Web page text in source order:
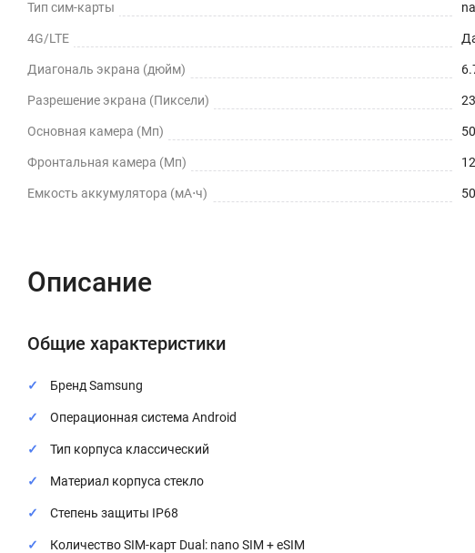
Тип сим-карты
4G/LTE
Диагональ экрана (дюйм)
Разрешение экрана (Пиксели)
Основная камера (Мп) 50
Фронтальная камера (Мп) 12
Емкость аккумулятора (мА⋅ч)
Описание
Общие характеристики
Бренд Samsung
Операционная система Android
Тип корпуса классический
Материал корпуса стекло
Степень защиты IP68
Количество SIM-карт Dual: nano SIM + eSIM